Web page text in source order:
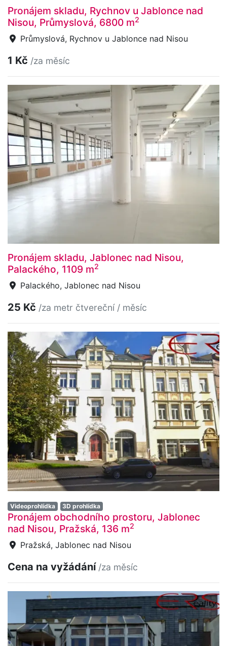
Pronájem skladu, Rychnov u Jablonce nad
Nisou, Průmyslová, 6800 m2
Průmyslová, Rychnov u Jablonce nad Nisou
1 Kč /za měsíc
Pronájem skladu, Jablonec nad Nisou,
Palackého, 1109 m2
Palackého, Jablonec nad Nisou
25 Kč /za metr čtvereční / měsíc
Videoprohlídka 3D prohlídka
Pronájem obchodního prostoru, Jablonec
nad Nisou, Pražská, 136 m2
Pražská, Jablonec nad Nisou
Cena na vyžádání /za měsíc